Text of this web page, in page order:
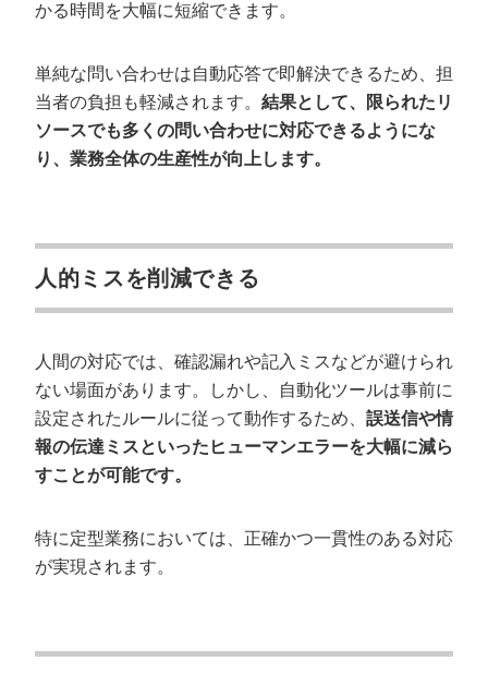
かる時間を大幅に短縮できます。
単純な問い合わせは自動応答で即解決できるため、担
当者の負担も軽減されます。 結果として、限られたリ
ソースでも多くの問い合わせに対応できるようにな
り、業務全体の生産性が向上します。
人的ミスを削減できる
人間の対応では、確認漏れや記入ミスなどが避けられ
ない場面があります。しかし、自動化ツールは事前に
設定されたルールに従って動作するため、 誤送信や情
報の伝達ミスといったヒューマンエラーを大幅に減ら
すことが可能です。
特に定型業務においては、正確かつ一貫性のある対応
が実現されます。